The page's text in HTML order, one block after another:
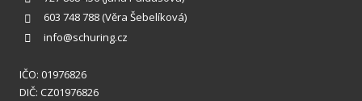
603 748 788 (Věra Šebelíková)
info@schuring.cz
IČO: 01976826
DIČ: CZ01976826